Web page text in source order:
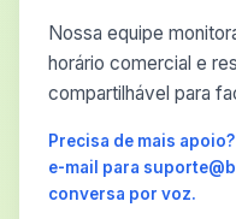
Nossa equipe
horário comercial e
compartilhável para
Precisa de mais
e-mail para
conversa por voz.